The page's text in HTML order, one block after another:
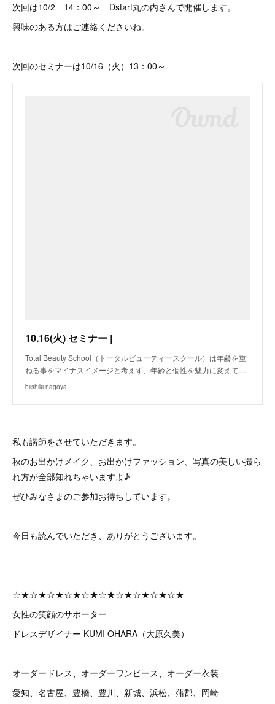
次回は10/2 14：00～ Dstart丸の内さんで開催します。
興味のある方はご連絡くださいね。
次回のセミナーは10/16（火）13：00～
10.16(火) セミナー |
Total Beauty School（トータルビューティースクール）は年齢を重
ねる事をマイナスイメージと考えず、年齢と個性を魅力に変えて…
biishiki.nagoya
私も講師をさせていただきます。
秋のお出かけメイク、お出かけファッション、写真の美しい撮ら
れ方が全部知れちゃいますよ♪
ぜひみなさまのご参加お待ちしています。
今日も読んでいただき、ありがとうございます。
☆★☆★☆★☆★☆★☆★☆★☆★☆★☆★
女性の笑顔のサポーター
ドレスデザイナー KUMI OHARA（大原久美）
オーダードレス、オーダーワンピース、オーダー衣装
愛知、名古屋、豊橋、豊川、新城、浜松、蒲郡、岡崎